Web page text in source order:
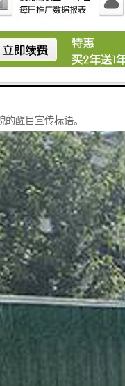
醒目宣传标语。